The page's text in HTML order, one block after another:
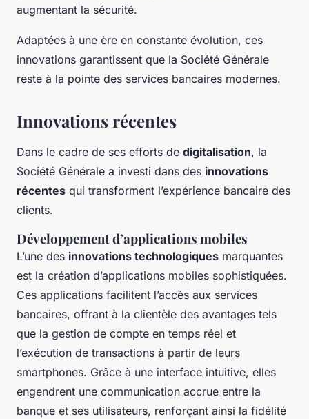
augmentant la sécurité.
Adaptées à une ère en constante évolution, ces
innovations garantissent que la Société Générale
reste à la pointe des services bancaires modernes.
Innovations récentes
Dans le cadre de ses efforts de digitalisation, la
Société Générale a investi dans des innovations
récentes qui transforment l’expérience bancaire des
clients.
Développement d’applications mobiles
L’une des innovations technologiques marquantes
est la création d’applications mobiles sophistiquées.
Ces applications facilitent l’accès aux services
bancaires, offrant à la clientèle des avantages tels
que la gestion de compte en temps réel et
l’exécution de transactions à partir de leurs
smartphones. Grâce à une interface intuitive, elles
engendrent une communication accrue entre la
banque et ses utilisateurs, renforçant ainsi la fidélité